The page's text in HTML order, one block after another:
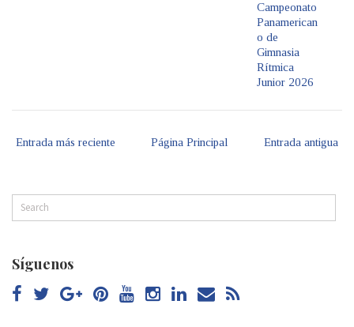
Campeonato
Panamerican
o de
Gimnasia
Rítmica
Junior 2026
Entrada más reciente Entrada antigua
Página Principal
Síguenos